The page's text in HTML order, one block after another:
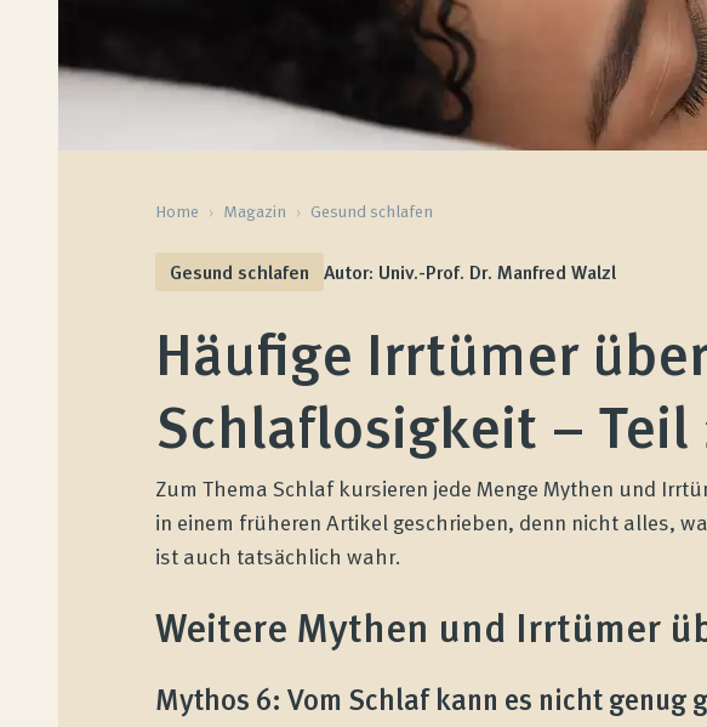
Home › Magazin › Gesund schlafen
Gesund schlafen Autor: Univ.-Prof. Dr. Manfred Walzl
Häufige Irrtümer
Schlaflosigkeit – Teil
Zum Thema Schlaf kursieren jede Menge Mythen und
in einem früheren Artikel geschrieben, denn nicht alles,
ist auch tatsächlich wahr.
Weitere Mythen und Irrtümer
Mythos 6: Vom Schlaf kann es nicht genug